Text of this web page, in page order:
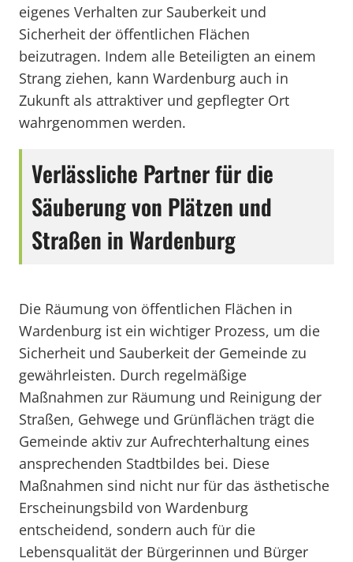
eigenes Verhalten zur Sauberkeit und
Sicherheit der öffentlichen Flächen
beizutragen. Indem alle Beteiligten an einem
Strang ziehen, kann Wardenburg auch in
Zukunft als attraktiver und gepflegter Ort
wahrgenommen werden.
Verlässliche Partner für die
Säuberung von Plätzen und
Straßen in Wardenburg
Die Räumung von öffentlichen Flächen in
Wardenburg ist ein wichtiger Prozess, um die
Sicherheit und Sauberkeit der Gemeinde zu
gewährleisten. Durch regelmäßige
Maßnahmen zur Räumung und Reinigung der
Straßen, Gehwege und Grünflächen trägt die
Gemeinde aktiv zur Aufrechterhaltung eines
ansprechenden Stadtbildes bei. Diese
Maßnahmen sind nicht nur für das ästhetische
Erscheinungsbild von Wardenburg
entscheidend, sondern auch für die
Lebensqualität der Bürgerinnen und Bürger